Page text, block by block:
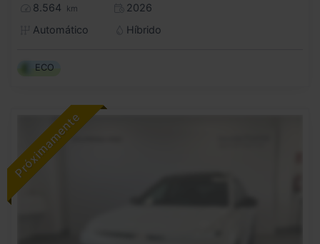
8.564 km
2026
Automático
Híbrido
ECO